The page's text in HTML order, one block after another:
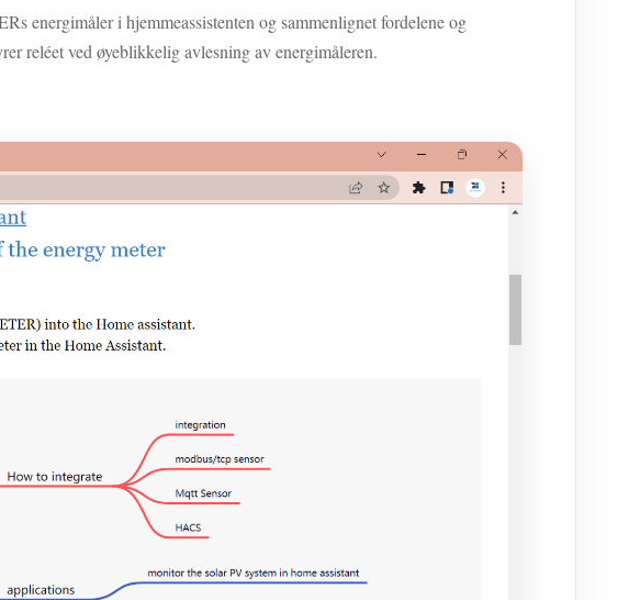
energimåler i hjemmeassistenten og sammenlignet fordelene og
reléet ved øyeblikkelig avlesning av energimåleren.